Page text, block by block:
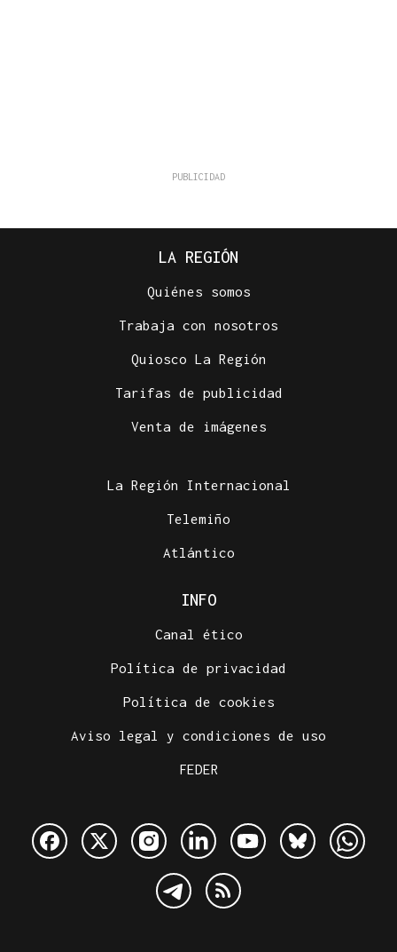
LA REGIÓN
Quiénes somos
Trabaja con nosotros
Quiosco La Región
Tarifas de publicidad
Venta de imágenes
La Región Internacional
Telemiño
Atlántico
INFO
Canal ético
Política de privacidad
Política de cookies
Aviso legal y condiciones de uso
FEDER